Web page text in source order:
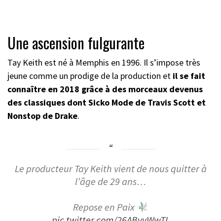
Une ascension fulgurante
Tay Keith est né à Memphis en 1996. Il s’impose très
jeune comme un prodige de la production et il se fait
connaître en 2018 grâce à des morceaux devenus
des classiques dont Sicko Mode de Travis Scott et
Nonstop de Drake.
Le producteur Tay Keith vient de nous quitter à
l’âge de 29 ans…
Repose en Paix